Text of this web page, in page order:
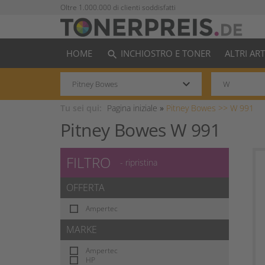
Oltre 1.000.000 di clienti soddisfatti
HOME search INCHIOSTRO E TONER ALTRI
keyboard_arrow_down
Pagina iniziale » Pitney Bowes >> W 991
Pitney Bowes W 991
FILTRO - ripristina
OFFERTA
Ampertec
MARKE
Ampertec
HP